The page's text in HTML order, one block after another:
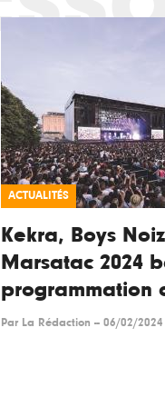
ACTUALITÉS
Kekra, Boys
Marsatac 2024
programmation
Par La Rédaction -- 06/02/2024